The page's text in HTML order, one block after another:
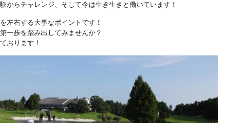
からチャレンジ、そして今は生き生きと働いています！
左右する大事なポイントです！
一歩を踏み出してみませんか？
おります！